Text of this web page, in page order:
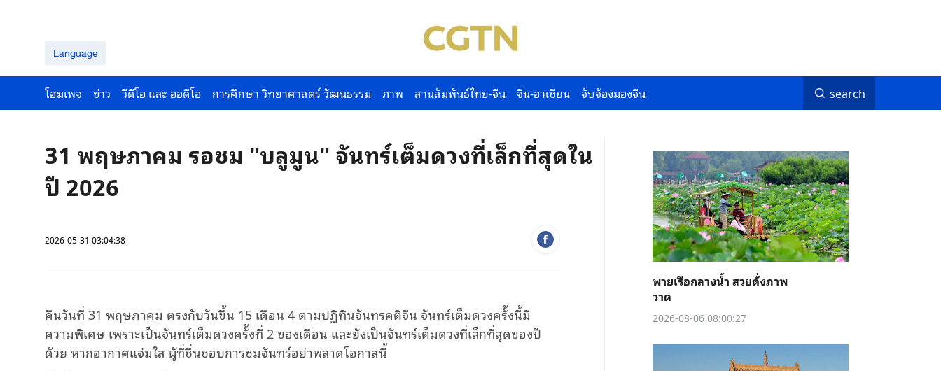
Language
โฮมเพจ ข่าว วีดีโอ และ ออดีโอ การศึกษา วิทยาศาสตร์ วัฒนธรรม ภาพ สานสัมพันธ์ไทย-จีน จีน-อาเซียน จับจ้องมองจีน search
31 พฤษภาคม รอชม "บลูมูน" จันทร์เต็มดวงที่เล็กที่สุดใน
ปี 2026
2026-05-31 03:04:38
คืนวันที่ 31 พฤษภาคม ตรงกับวันขึ้น 15 เดือน 4 ตามปฏิทินจันทรคติจีน จันทร์เต็มดวงครั้งนี้มี
ความพิเศษ เพราะเป็นจันทร์เต็มดวงครั้งที่ 2 ของเดือน และยังเป็นจันทร์เต็มดวงที่เล็กที่สุดของปี
ด้วย หากอากาศแจ่มใส ผู้ที่ชื่นชอบการชมจันทร์อย่าพลาดโอกาสนี้
พายเรือกลางน้ำ สวยดั่งภาพ
วาด
2026-08-06 08:00:27